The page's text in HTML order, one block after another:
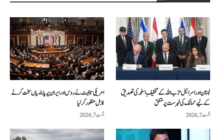
امریکی سینیٹ نے روس اور ایران پر پابندیاں سخت کرنے
کا بل منظور کرلیا
اگست 7, 2026
لبنان اور اسرائیل حزب اللہ کے تخفیفِ اسلحہ کی تصدیق
کے لیے ممالک کی فہرست پر متفق
اگست 7, 2026